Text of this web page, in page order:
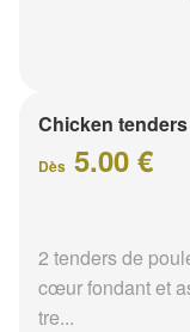
Chicken
Dès 5.00 €
2 tenders de
cœur fondant et
tre...